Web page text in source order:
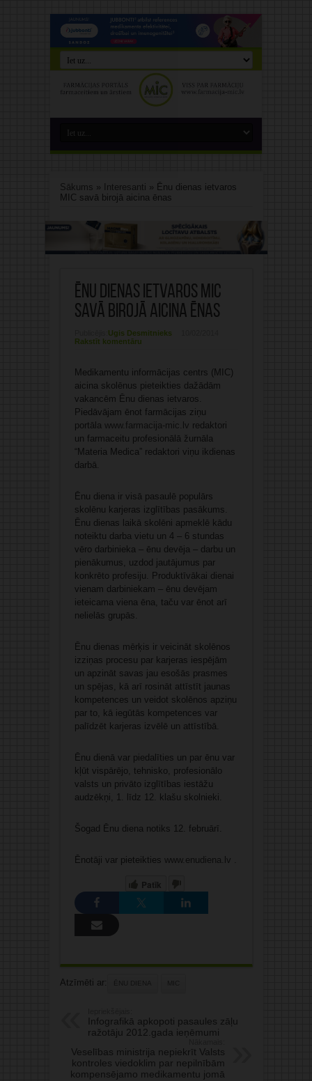
Sākums » Interesanti » Ēnu dienas ietvaros
MIC savā birojā aicina ēnas
Ēnu dienas ietvaros MIC
savā birojā aicina ēnas
Ugis Desmitnieks
Rakstīt komentāru
Medikamentu informācijas centrs (MIC)
aicina skolēnus pieteikties dažādām
vakancēm Ēnu dienas ietvaros.
Piedāvājam ēnot farmācijas ziņu
portāla www.farmacija-mic.lv redaktori
un farmaceitu profesionālā žurnāla
“Materia Medica” redaktori viņu ikdienas
darbā.
Ēnu diena ir visā pasaulē populārs
skolēnu karjeras izglītības pasākums.
Ēnu dienas laikā skolēni apmeklē kādu
noteiktu darba vietu un 4 – 6 stundas
vēro darbinieka – ēnu devēja – darbu un
pienākumus, uzdod jautājumus par
konkrēto profesiju. Produktīvākai dienai
vienam darbiniekam – ēnu devējam
ieteicama viena ēna, taču var ēnot arī
nelielās grupās.
Ēnu dienas mērķis ir veicināt skolēnos
izziņas procesu par karjeras iespējām
un apzināt savas jau esošās prasmes
un spējas, kā arī rosināt attīstīt jaunas
kompetences un veidot skolēnos apziņu
par to, kā iegūtās kompetences var
palīdzēt karjeras izvēlē un attīstībā.
Ēnu dienā var piedalīties un par ēnu var
kļūt vispārējo, tehnisko, profesionālo
valsts un privāto izglītības iestāžu
audzēkņi, 1. līdz 12. klašu skolnieki.
Šogad Ēnu diena notiks 12. februārī.
Ēnotāji var pieteikties www.enudiena.lv .
Patīk
Atzīmēti ar: ĒNU DIENA MIC
Infografikā apkopoti pasaules zāļu
ražotāju 2012.gada ieņēmumi
Veselības ministrija nepiekrīt Valsts
kontroles viedoklim par nepilnībām
kompensējamo medikamentu jomā